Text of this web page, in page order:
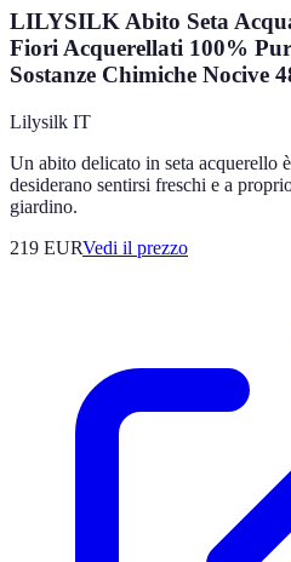
LILYSILK Abito Seta
Fiori Acquerellati 100%
Sostanze Chimiche Nocive
Lilysilk IT
Un abito delicato in seta acquerello
desiderano sentirsi freschi e a
giardino.
219 EURVedi il prezzo